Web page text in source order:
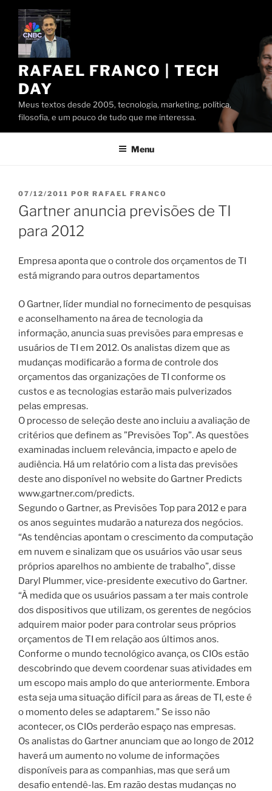
Pular
conteúdo
RAFAEL FRANCO | TECH
DAY
Meus textos desde 2005, tecnologia, marketing, política,
filosofia, e um pouco de tudo que me interessa.
Menu
PUBLICADO
EM
07/12/2011 POR RAFAEL FRANCO
Gartner anuncia previsões de TI
para 2012
Empresa aponta que o controle dos orçamentos de TI
está migrando para outros departamentos
O Gartner, líder mundial no fornecimento de pesquisas
e aconselhamento na área de tecnologia da
informação, anuncia suas previsões para empresas e
usuários de TI em 2012. Os analistas dizem que as
mudanças modificarão a forma de controle dos
orçamentos das organizações de TI conforme os
custos e as tecnologias estarão mais pulverizados
pelas empresas.
O processo de seleção deste ano incluiu a avaliação de
critérios que definem as ”Previsões Top”. As questões
examinadas incluem relevância, impacto e apelo de
audiência. Há um relatório com a lista das previsões
deste ano disponível no website do Gartner Predicts
www.gartner.com/predicts.
Segundo o Gartner, as Previsões Top para 2012 e para
os anos seguintes mudarão a natureza dos negócios.
“As tendências apontam o crescimento da computação
em nuvem e sinalizam que os usuários vão usar seus
próprios aparelhos no ambiente de trabalho”, disse
Daryl Plummer, vice-presidente executivo do Gartner.
“À medida que os usuários passam a ter mais controle
dos dispositivos que utilizam, os gerentes de negócios
adquirem maior poder para controlar seus próprios
orçamentos de TI em relação aos últimos anos.
Conforme o mundo tecnológico avança, os CIOs estão
descobrindo que devem coordenar suas atividades em
um escopo mais amplo do que anteriormente. Embora
esta seja uma situação difícil para as áreas de TI, este é
o momento deles se adaptarem.” Se isso não
acontecer, os CIOs perderão espaço nas empresas.
Os analistas do Gartner anunciam que ao longo de 2012
haverá um aumento no volume de informações
disponíveis para as companhias, mas que será um
desafio entendê-las. Em razão destas mudanças no